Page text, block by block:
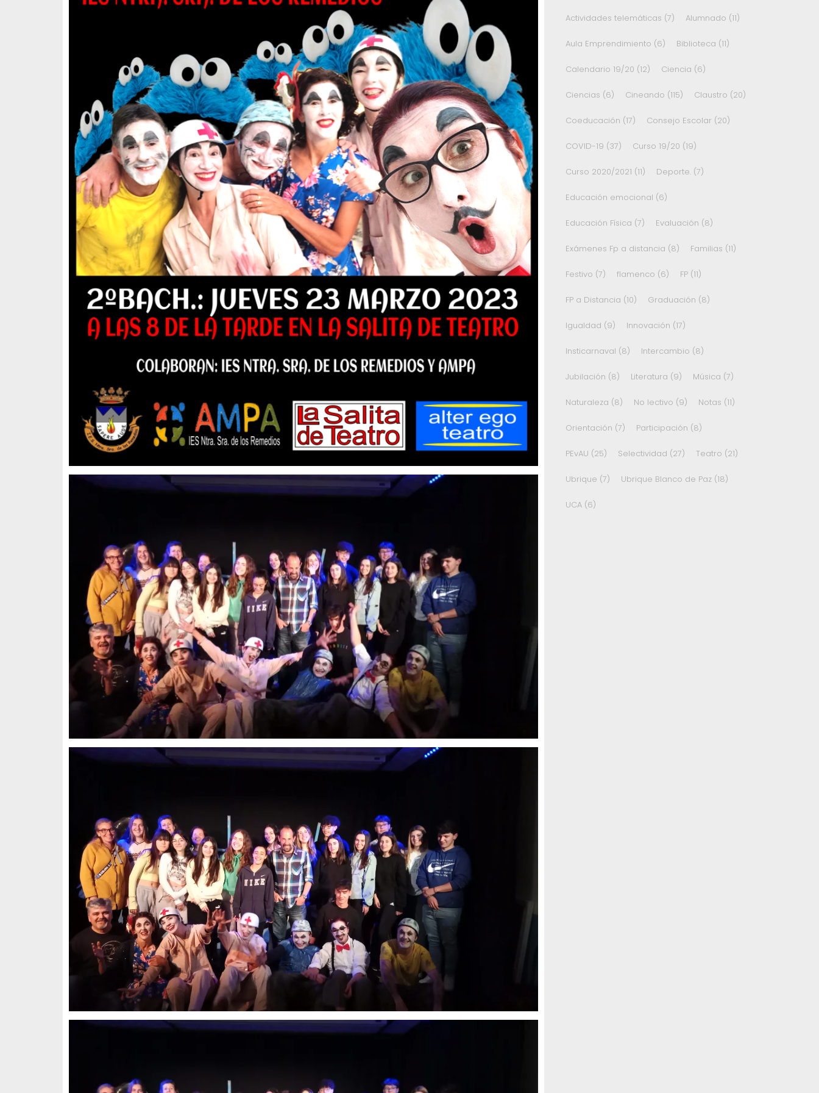
Actividades telemáticas (7) Alumnado (11)
Aula Emprendimiento (6) Biblioteca (11)
Calendario 19/20 (12) Ciencia (6)
Ciencias (6) Cineando (115) Claustro (20)
Coeducación (17) Consejo Escolar (20)
COVID-19 (37) Curso 19/20 (19)
Curso 2020/2021 (11) Deporte.(7)
Educación emocional (6)
Educación Física (7) Evaluación (8)
Exámenes Fp a distancia (8) Familias (11)
Festivo (7) flamenco (6) FP(11)
FP a Distancia (10) Graduación (8)
Igualdad (9) Innovación (17)
Insticarnaval (8) Intercambio (8)
Jubilación (8) Literatura (9) Música (7)
Naturaleza (8) No lectivo (9) Notas (11)
Orientación (7) Participación (8)
PEvAU (25) Selectividad (27) Teatro (21)
Ubrique (7) Ubrique Blanco de Paz(18)
UCA(6)